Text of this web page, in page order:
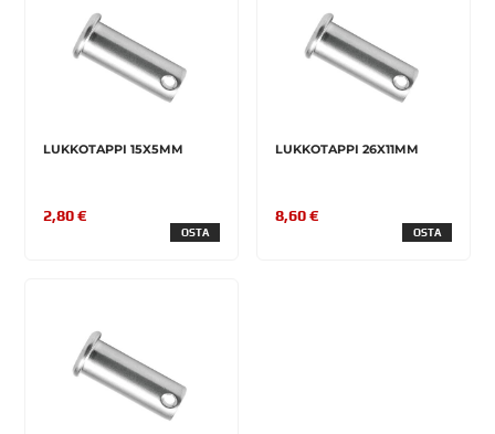
LUKKOTAPPI 15X5MM
2,80 €
OSTA
LUKKOTAPPI 26X11MM
8,60 €
OSTA